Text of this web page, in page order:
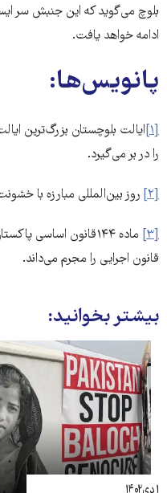
بلوچ می‌گوید که این جنبش سر
ادامه خواهد یافت.
پانویس‌ها:
[۱]
را در بر می‌گیرد.
[۲] روز بین‌المللی مبارزه با
[۳]
ماده ۱۴۴قانون اساسی
قانون اجرایی را مجرم می‌داند.
بیشتر بخوانید: